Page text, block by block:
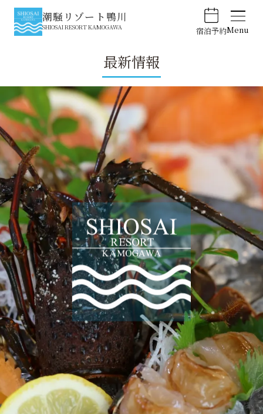
潮騒リゾート鴨川
SHIOSAI RESORT KAMOGAWA 宿泊予約Menu
最新情報